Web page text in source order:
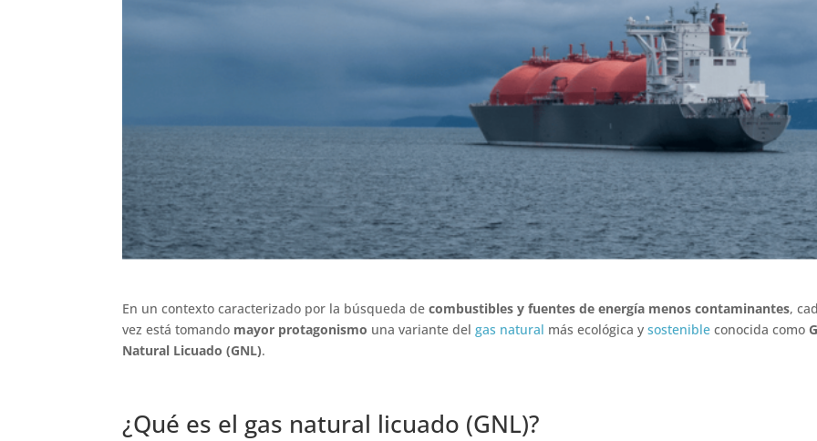
En un contexto caracterizado por la búsqueda decombustibles y fuentes de energía menos contaminantes,
vez está tomando mayor protagonismo una variante delgas natural más ecológica ysostenible conocida como
Natural Licuado (GNL).
¿Qué es el gas natural licuado (GNL)?